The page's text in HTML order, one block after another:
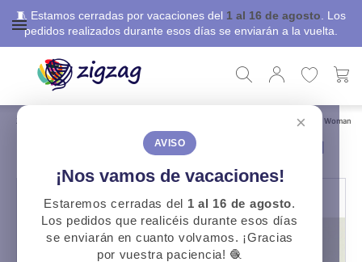
🧵 Estamos cerradas por vacaciones del 1 al 16 de agosto . Los
pedidos realizados durante esos días se enviarán a la vuelta.
×
AVISO
¡Nos vamos de vacaciones!
Estaremos cerradas del 1 al 16 de agosto.
Los pedidos que realicéis durante esos días
se enviarán en cuanto volvamos. ¡Gracias
por vuestra paciencia! 🧶
Patrón Amigurumi Yarn Woman
PATRÓN AMIGURUMI YARN WOMAN